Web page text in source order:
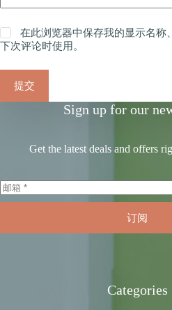
在此浏览器中保存我的显示名称
下次评论时使用。
提交
Sign up for our
Get the latest deals and offers
订阅
Categories